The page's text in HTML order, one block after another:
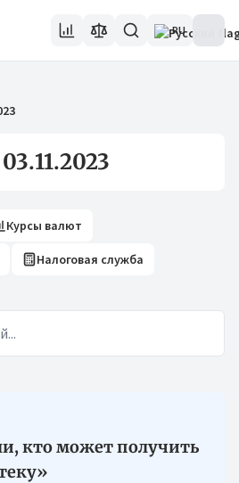
RU
Курсы валют
Налоговая служба
кто может получить